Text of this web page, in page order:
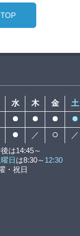
水 木 金
土
／
／
は14:45～
日は8:30～ 12:30
・祝日